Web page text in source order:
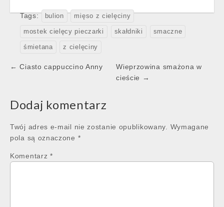
Tags: bulion mięso z cielęciny
mostek cielęcy pieczarki skałdniki smaczne
śmietana z cielęciny
Post
← Ciasto cappuccino Anny
Wieprzowina smażona w
cieście →
Dodaj komentarz
Twój adres e-mail nie zostanie opublikowany.
Wymagane
pola są oznaczone *
Komentarz *